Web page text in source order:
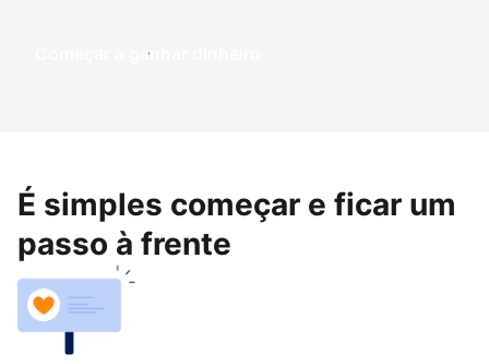
Começar a ganhar dinheiro
É simples começar e ficar um
passo à frente